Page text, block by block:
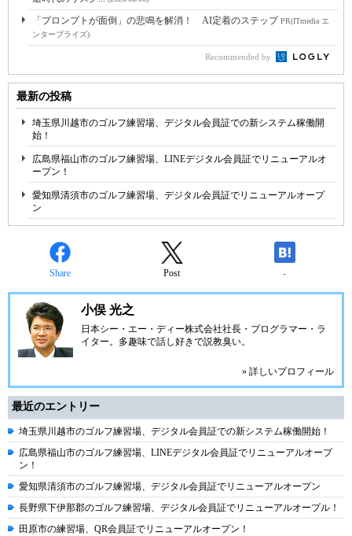
「プロンプトが面倒」の悲鳴を解消！ AI定着のステップPR(ITmedia エ
ンタープライズ)
Recommended by
最新の投稿
埼玉県川越市のゴルフ練習場、デジタル会員証での新システム稼働開
始！
広島県福山市のゴルフ練習場、LINEデジタル会員証でリニューアルオ
ープン！
愛知県清須市のゴルフ練習場、デジタル会員証でリニューアルオープ
ン
Share Post -
小俣 光之
日本シー・エー・ディー株式会社社長・プログラマー・ラ
イター。多趣味で話し好きで説教臭い。
» 詳しいプロフィール
最近のエントリー
埼玉県川越市のゴルフ練習場、デジタル会員証での新システム稼働開始！
広島県福山市のゴルフ練習場、LINEデジタル会員証でリニューアルオープ
ン！
愛知県清須市のゴルフ練習場、デジタル会員証でリニューアルオープン
長野県下伊那郡のゴルフ練習場、デジタル会員証でリニューアルオープル！
田原市の練習場、QR会員証でリニューアルオープン！